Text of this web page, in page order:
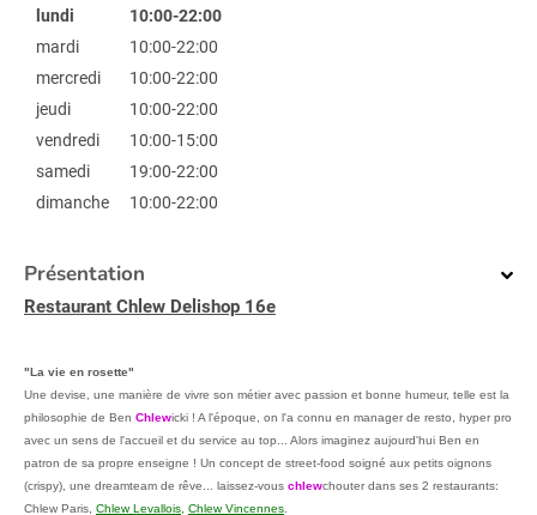
lundi
10:00-22:00
mardi
10:00-22:00
mercredi
10:00-22:00
jeudi
10:00-22:00
vendredi
10:00-15:00
samedi
19:00-22:00
dimanche
10:00-22:00
Présentation
Restaurant Chlew Delishop 16e
"La vie en rosette"
Une devise, une manière de vivre son métier avec passion et bonne humeur, telle est la
philosophie de Ben Chlewicki ! A l'époque, on l'a connu en manager de resto, hyper pro
avec un sens de l'accueil et du service au top... Alors imaginez aujourd'hui Ben en
patron de sa propre enseigne ! Un concept de street-food soigné aux petits oignons
(crispy), une dreamteam de rêve... laissez-vous chlewchouter dans ses 2 restaurants:
Chlew Paris, Chlew Levallois, Chlew Vincennes